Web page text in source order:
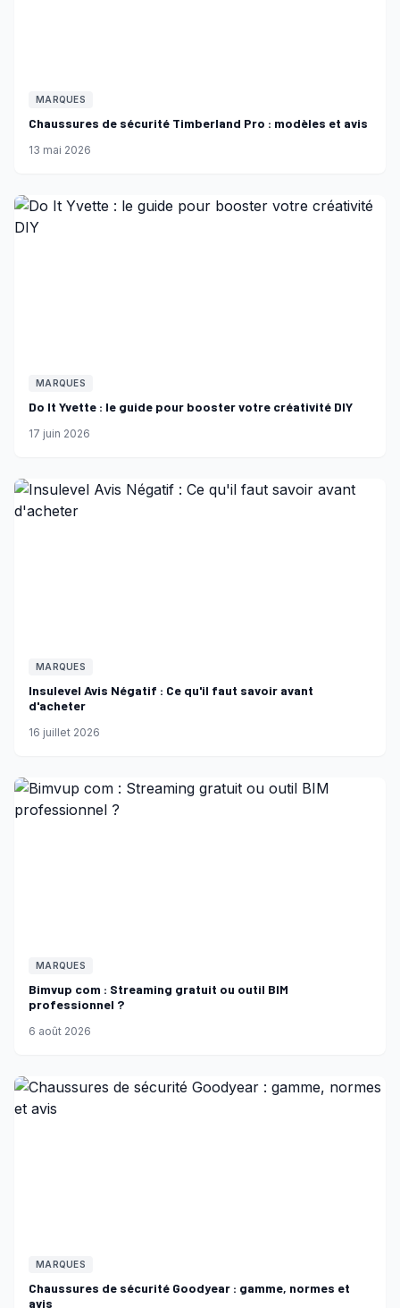
MARQUES
Chaussures de sécurité Timberland Pro : modèles et avis
13 mai 2026
MARQUES
Do It Yvette : le guide pour booster votre créativité DIY
17 juin 2026
MARQUES
Insulevel Avis Négatif : Ce qu'il faut savoir avant
d'acheter
16 juillet 2026
MARQUES
Bimvup com : Streaming gratuit ou outil BIM
professionnel ?
6 août 2026
MARQUES
Chaussures de sécurité Goodyear : gamme, normes et
avis